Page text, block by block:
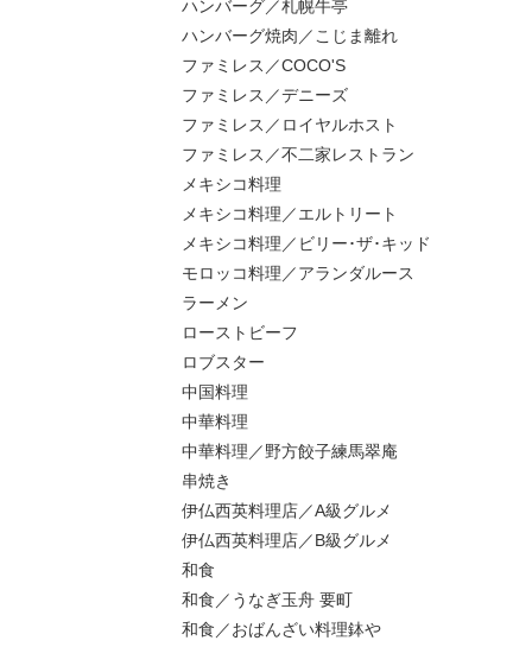
ハンバーグ／札幌牛亭
ハンバーグ焼肉／こじま離れ
ファミレス／COCO'S
ファミレス／デニーズ
ファミレス／ロイヤルホスト
ファミレス／不二家レストラン
メキシコ料理
メキシコ料理／エルトリート
メキシコ料理／ビリー･ザ･キッド
モロッコ料理／アランダルース
ラーメン
ローストビーフ
ロブスター
中国料理
中華料理
中華料理／野方餃子練馬翠庵
串焼き
伊仏西英料理店／A級グルメ
伊仏西英料理店／B級グルメ
和食
和食／うなぎ玉舟 要町
和食／おばんざい料理鉢や